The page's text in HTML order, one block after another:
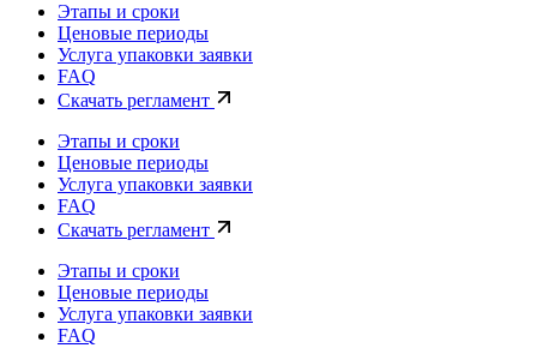
Этапы и сроки
Ценовые периоды
Услуга упаковки заявки
FAQ
Скачать регламент
Этапы и сроки
Ценовые периоды
Услуга упаковки заявки
FAQ
Скачать регламент
Этапы и сроки
Ценовые периоды
Услуга упаковки заявки
FAQ